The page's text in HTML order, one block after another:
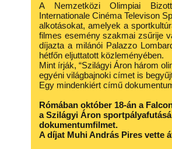
A Nemzetközi Olimpiai
Internationale Cinéma Televison
alkotásokat, amelyek a
filmes esemény szakmai zsűrije
díjazta a milánói Palazzo
hétfőn eljuttatott közleményében.
Mint írják, “Szilágyi Áron három
egyéni világbajnoki címet is
Egy mindenkiért című
Rómában október 18-án a
a Szilágyi Áron
dokumentumfilmet.
A díjat Muhi András Pires vette